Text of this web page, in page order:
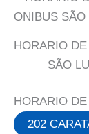
HORARIO
SÃO
HORARIO
202